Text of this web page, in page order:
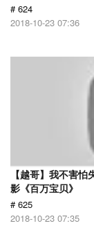
# 624
2018-10-23 07:36
【越哥】我不害
影《百万宝贝》
# 625
2018-10-23 07:35